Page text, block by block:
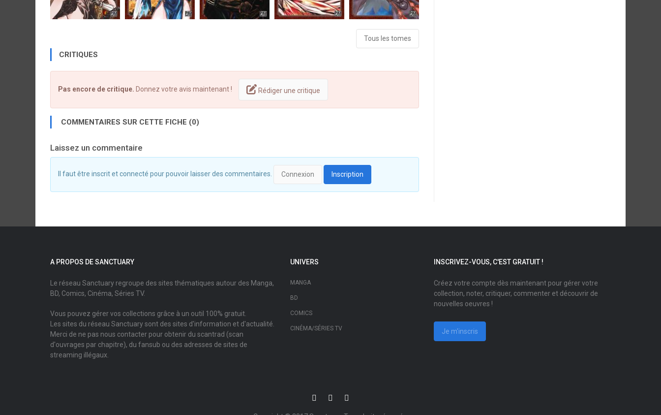
Tous les tomes
CRITIQUES
Pas encore de critique. Donnez votre avis maintenant ! Rédiger une critique
COMMENTAIRES SUR CETTE FICHE (0)
Laissez un commentaire
Il faut être inscrit et connecté pour pouvoir laisser des commentaires. Connexion Inscription
A PROPOS DE SANCTUARY
Le réseau Sanctuary regroupe des sites thématiques autour des Manga,
BD, Comics, Cinéma, Séries TV.
Vous pouvez gérer vos collections grâce à un outil 100% gratuit.
Les sites du réseau Sanctuary sont des sites d'information et d'actualité.
Merci de ne pas nous contacter pour obtenir du scantrad (scan
d'ouvrages par chapitre), du fansub ou des adresses de sites de
streaming illégaux.
UNIVERS
MANGA
BD
COMICS
CINÉMA/SÉRIES TV
INSCRIVEZ-VOUS, C'EST GRATUIT !
Créez votre compte dès maintenant pour gérer votre
collection, noter, critiquer, commenter et découvrir de
nouvelles oeuvres !
Je m'inscris